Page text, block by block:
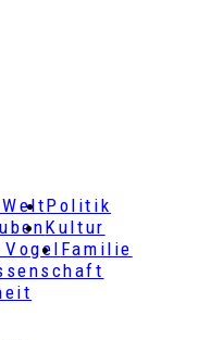
WeltPolitik
Kultur
Familie